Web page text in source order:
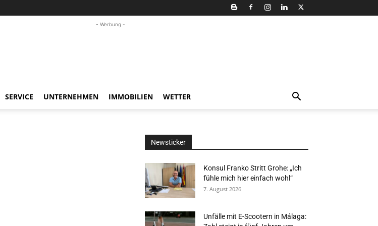
- Werbung -
SERVICE UNTERNEHMEN IMMOBILIEN WETTER
Newsticker
Konsul Franko Stritt Grohe: „Ich
fühle mich hier einfach wohl“
7. August 2026
Unfälle mit E-Scootern in Málaga: